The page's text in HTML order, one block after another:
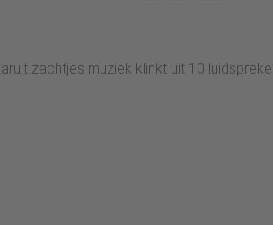
zachtjes muziek klinkt uit 10